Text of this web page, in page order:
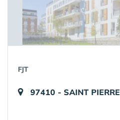
FJT
97410 - SAINT PIERRE